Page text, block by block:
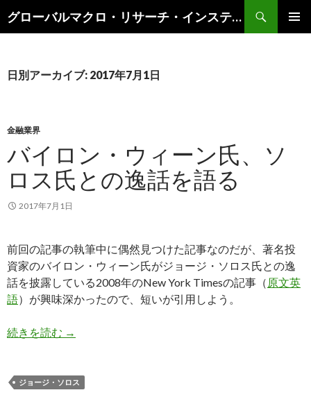
グローバルマクロ・リサーチ・インスティテュート
索
ン
キ
プ
日別アーカイブ: 2017年7月1日
金融業界
バイロン・ウィーン氏、ソ
ロス氏との逸話を語る
2017年7月1日
前回の記事の執筆中に偶然見つけた記事なのだが、著名投
資家のバイロン・ウィーン氏がジョージ・ソロス氏との逸
話を披露している2008年のNew York Timesの記事（ 原文英
語）が興味深かったので、短いが引用しよう。
続きを読む バイロン・ウィーン氏、ソロス氏との逸話を語る
→
ジョージ・ソロス